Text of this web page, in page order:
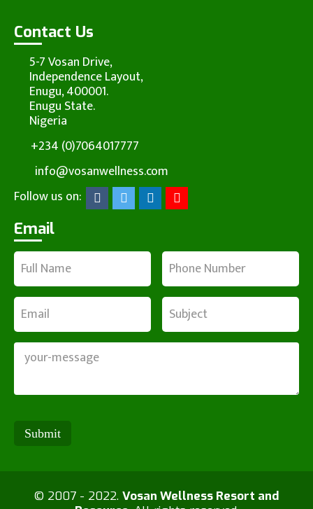
Contact Us
5-7 Vosan Drive,
Independence Layout,
Enugu, 400001.
Enugu State.
Nigeria
+234 (0)7064017777
info@vosanwellness.com
Follow us on:
Email
© 2007 - 2022. Vosan Wellness Resort and